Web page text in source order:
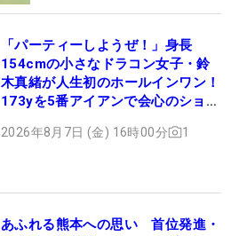
「パーティーしようぜ！」身長
154cmの小さなドラコン女子・鈴
木真緒が人生初のホールインワン！
173yを5番アイアンで会心のショッ
2026年8月7日 (金) 16時00分 1
あふれる熊本への思い 首位発進・